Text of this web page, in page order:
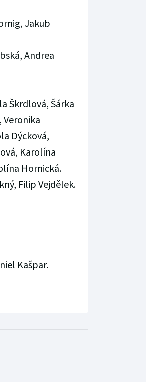
Jakub
Andrea
Škrdlová, Šárka
Dýcková,
Karolína
Hornická.
Filip Vejdělek.
Kašpar.